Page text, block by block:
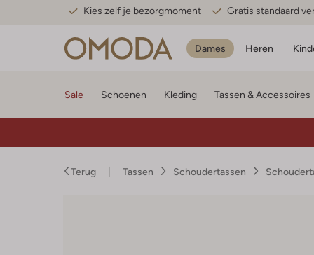
Kies zelf je bezorgmoment Gratis standaard
Dames Heren
Sale Schoenen Kleding Tassen & Accessoires
Terug Tassen Schoudertassen